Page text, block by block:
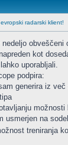
radarski klient!
kot
uporabljali.
podpira:
generira iz
možnosti
usmerjen na
treniranja